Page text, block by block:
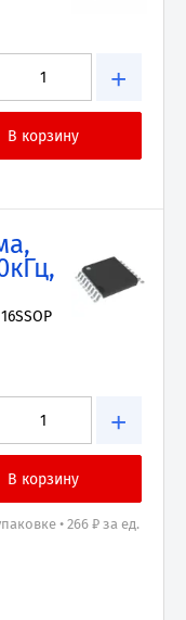
+
+
• 266 ₽ за ед.